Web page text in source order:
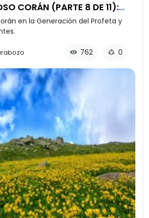
CORÁN (PARTE 8 DE 11):
A SANTOS
en la Generación del Profeta y
762 0